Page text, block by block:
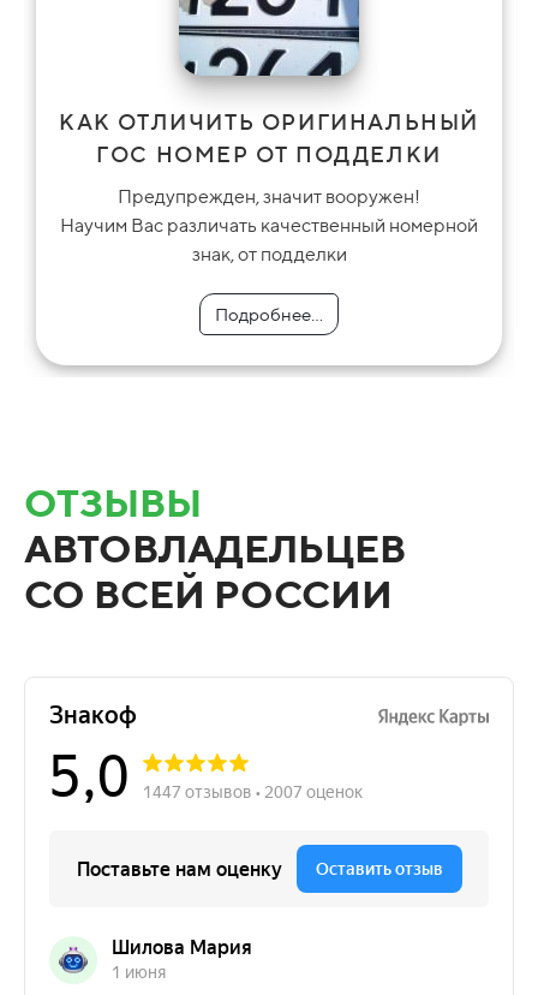
КАК ОТЛИЧИТЬ ОРИГИНАЛЬНЫЙ
ГОС НОМЕР ОТ ПОДДЕЛКИ
Предупрежден, значит вооружен!
Научим Вас различать качественный номерной
знак, от подделки
Подробнее...
Подробнее...
Подробнее...
Подробнее...
Подробнее...
ОТЗЫВЫ
АВТОВЛАДЕЛЬЦЕВ
СО ВСЕЙ РОССИИ